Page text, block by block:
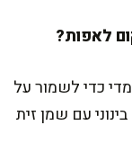
כדי לשמור על
עם שמן זית